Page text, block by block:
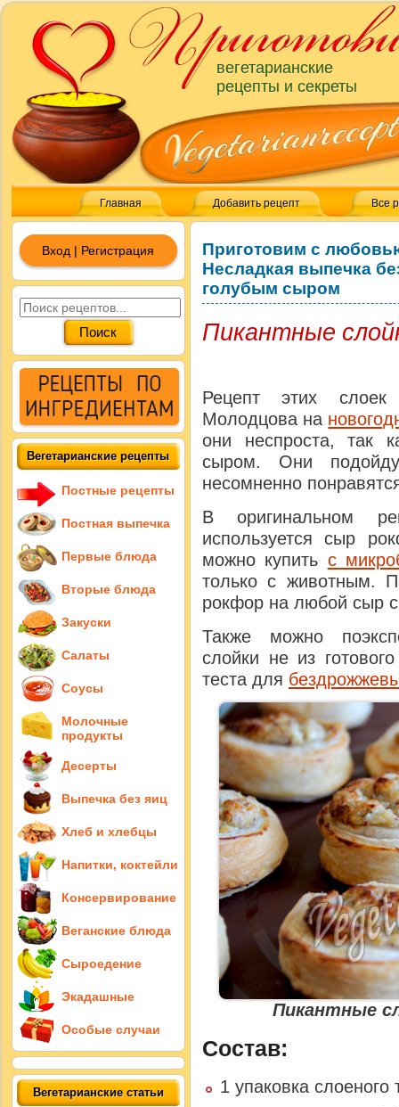
вегетарианские
рецепты и секреты
Главная Добавить рецепт Все
Приготовим с
Несладкая выпечка
голубым сыром
Пикантные
Рецепт этих
Молодцова на
они неспроста, так
сыром. Они
несомненно
В оригинальном
используется сыр
можно купить с
только с животным.
рокфор на любой сыр
Также можно
слойки не из
теста для
Пикантные
Состав:
1 упаковка слоеного
Вход | Регистрация
Вегетарианские рецепты
Постные рецепты
Постная выпечка
Первые блюда
Вторые блюда
Закуски
Салаты
Соусы
Молочные
продукты
Десерты
Выпечка без яиц
Хлеб и хлебцы
Напитки, коктейли
Консервирование
Веганские блюда
Сыроедение
Экадашные
Особые случаи
Вегетарианские статьи